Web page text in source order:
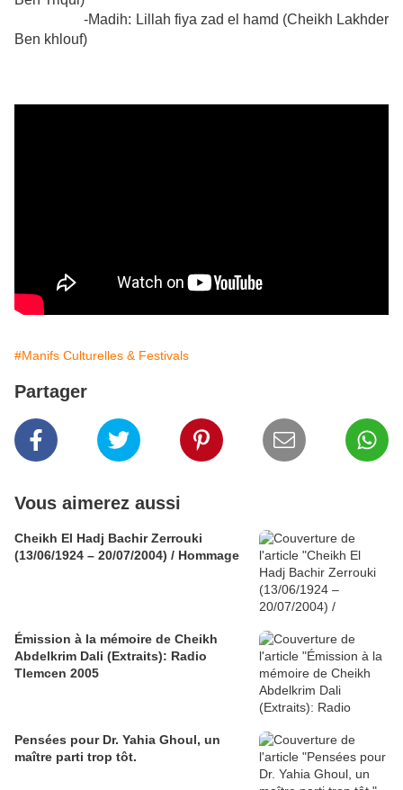
-Madih: Lillah fiya zad el hamd (Cheikh Lakhder
Ben khlouf)
#Manifs Culturelles & Festivals
Partager
Vous aimerez aussi
Cheikh El Hadj Bachir Zerrouki
(13/06/1924 – 20/07/2004) / Hommage
Émission à la mémoire de Cheikh
Abdelkrim Dali (Extraits): Radio
Tlemcen 2005
Pensées pour Dr. Yahia Ghoul, un
maître parti trop tôt.